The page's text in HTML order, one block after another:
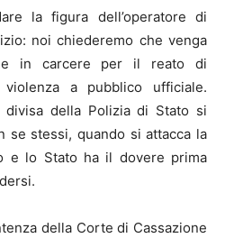
la figura dell’operatore di
noi chiederemo che venga
in carcere per il reato di
a pubblico ufficiale.
della Polizia di Stato si
se stessi, quando si attacca la
e lo Stato ha il dovere prima
della Corte di Cassazione